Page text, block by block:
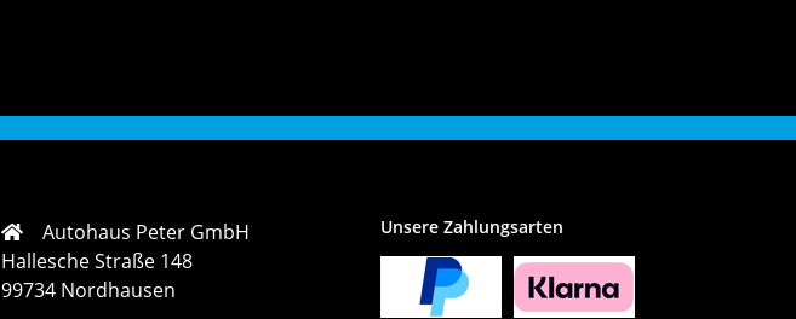
Autohaus Peter GmbH
Hallesche Straße 148
99734 Nordhausen
Unsere Zahlungsarten